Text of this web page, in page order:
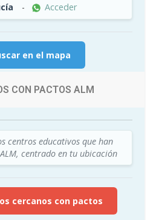
- Acceder
en el mapa
CON PACTOS ALM
centros educativos que han
centrado en tu ubicación
cercanos con pactos